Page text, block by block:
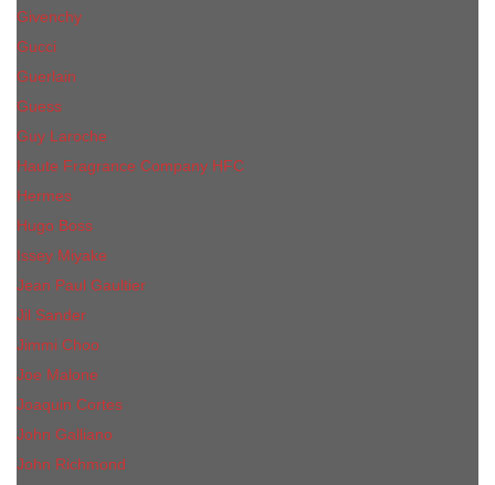
Givenchy
Gucci
Guerlain
Guess
Guy Laroche
Haute Fragrance Company HFC
Hermes
Hugo Boss
Issey Miyake
Jean Paul Gaultier
Jil Sander
Jimmi Choo
Jое Malоnе
Joaquin Cortes
John Galliano
John Richmond